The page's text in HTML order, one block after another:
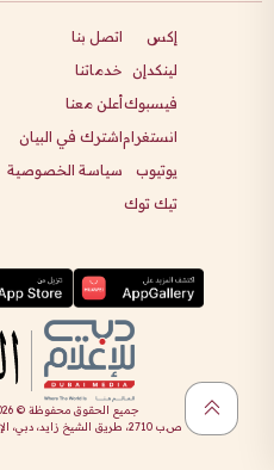
إكس
لينكدإن
فيسبوك
انستغرام
يوتيوب
تيك توك
اتصل بنا
خدماتنا
أعلن معنا
اشترك في البيان
سياسة الخصوصية
جميع الحقوق محفوظة ©
ص.ب 2710، طريق الشيخ زايد، دبي، الإمارات العربية المتحدة